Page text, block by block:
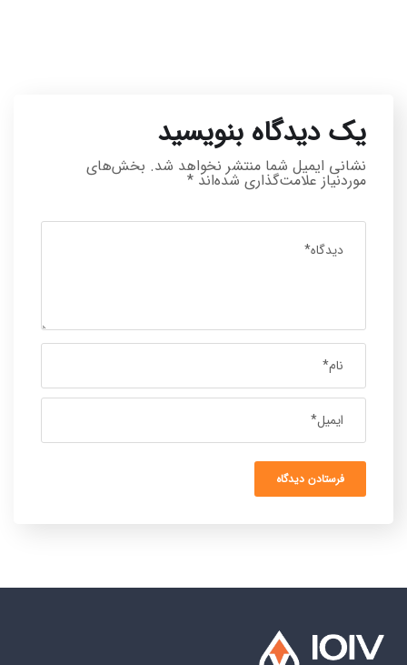
یک دیدگاه بنویسید
نشانی ایمیل شما منتشر نخواهد شد. بخش‌های
موردنیاز علامت‌گذاری شده‌اند *